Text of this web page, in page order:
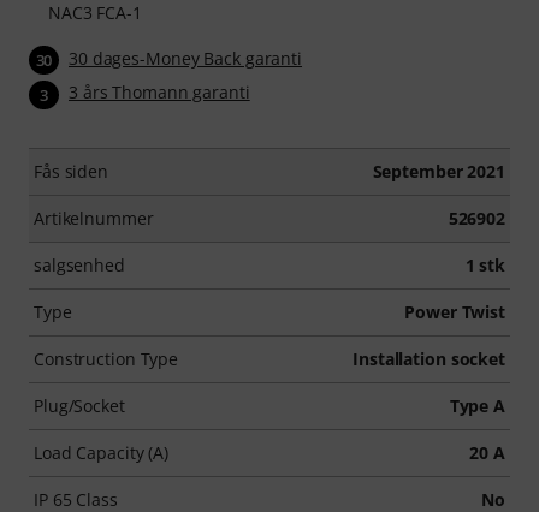
NAC3 FCA-1
30 30 dages-Money Back garanti
3 3 års Thomann garanti
Fås siden September 2021
Artikelnummer 526902
salgsenhed 1 stk
Type Power Twist
Construction Type Installation socket
Plug/Socket Type A
Load Capacity (A) 20 A
IP 65 Class No